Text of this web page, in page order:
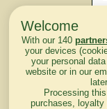
Welcome
With our 140
your devices
your personal
website or in our
Processing
purchases, loyalty